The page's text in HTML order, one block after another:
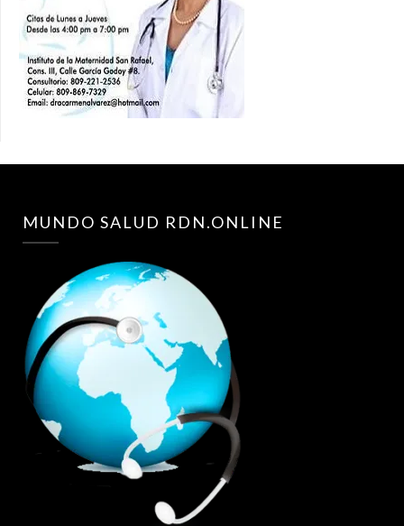
MUNDO SALUD RDN.ONLINE